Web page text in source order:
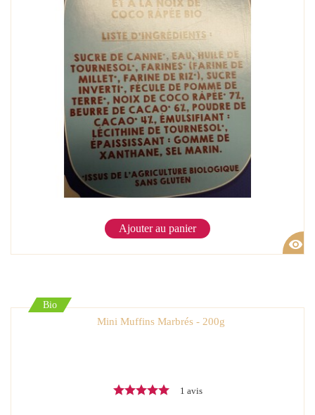
Ajouter au panier
visibility
Bio
Mini Muffins Marbrés - 200g
1 avis